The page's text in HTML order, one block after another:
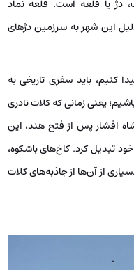
دژ یا قلعه است. قلعه نماد
این شهر به سرزمین دژهای
کنیم، باید سفری تاریخی به
داشته باشیم؛ یعنی زمانی که کلات نادری
افشار پس از فتح هند، این
تبدیل کرد. کاخ‌های باشکوه،
از آن‌ها از جاذبه‌های کلات